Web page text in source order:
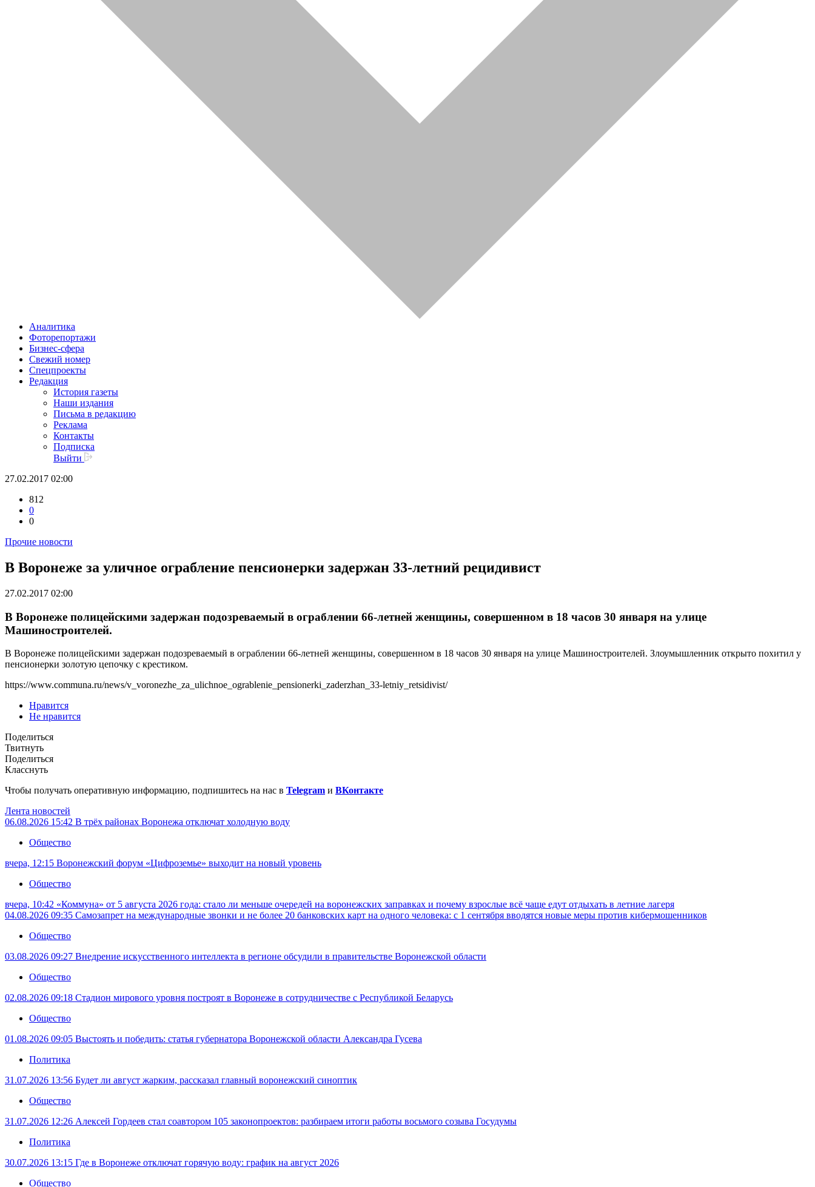
Аналитика
Фоторепортажи
Бизнес-сфера
Свежий номер
Спецпроекты
Редакция
История газеты
Наши издания
Письма в редакцию
Реклама
Контакты
Подписка
Выйти
27.02.2017 02:00
812
0
0
Прочие новости
В Воронеже за уличное ограбление пенсионерки задержан 33-летний рецидивист
27.02.2017 02:00
В Воронеже полицейскими задержан подозреваемый в ограблении 66-летней женщины, совершенном в 18 часов 30 января на улице
Машиностроителей.
В Воронеже полицейскими задержан подозреваемый в ограблении 66-летней женщины, совершенном в 18 часов 30 января на улице Машиностроителей. Злоумышленник открыто похитил у
пенсионерки золотую цепочку с крестиком.
https://www.communa.ru/news/v_voronezhe_za_ulichnoe_ograblenie_pensionerki_zaderzhan_33-letniy_retsidivist/
Нравится
Не нравится
Поделиться
Твитнуть
Поделиться
Класснуть
Чтобы получать оперативную информацию, подпишитесь на нас в Telegram и ВКонтакте
Лента новостей
06.08.2026 15:42 В трёх районах Воронежа отключат холодную воду
Общество
вчера, 12:15 Воронежский форум «Цифроземье» выходит на новый уровень
Общество
вчера, 10:42 «Коммуна» от 5 августа 2026 года: стало ли меньше очередей на воронежских заправках и почему взрослые всё чаще едут отдыхать в летние лагеря
04.08.2026 09:35 Самозапрет на международные звонки и не более 20 банковских карт на одного человека: с 1 сентября вводятся новые меры против кибермошенников
Общество
03.08.2026 09:27 Внедрение искусственного интеллекта в регионе обсудили в правительстве Воронежской области
Общество
02.08.2026 09:18 Стадион мирового уровня построят в Воронеже в сотрудничестве с Республикой Беларусь
Общество
01.08.2026 09:05 Выстоять и победить: статья губернатора Воронежской области Александра Гусева
Политика
31.07.2026 13:56 Будет ли август жарким, рассказал главный воронежский синоптик
Общество
31.07.2026 12:26 Алексей Гордеев стал соавтором 105 законопроектов: разбираем итоги работы восьмого созыва Госудумы
Политика
30.07.2026 13:15 Где в Воронеже отключат горячую воду: график на август 2026
Общество